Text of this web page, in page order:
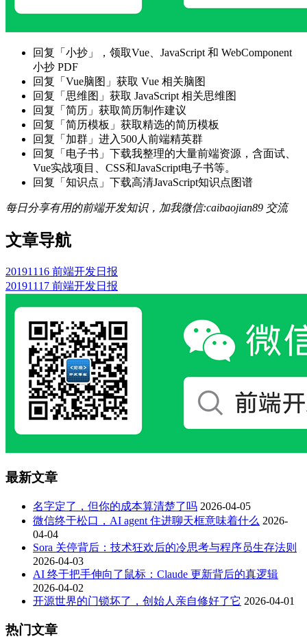
回复「小抄」，领取Vue、JavaScript 和 WebComponent
小抄 PDF
回复「Vue脑图」获取 Vue 相关脑图
回复「思维图」获取 JavaScript 相关思维图
回复「简历」获取简历制作建议
回复「简历模板」获取精选的简历模板
回复「加群」进入500人前端精英群
回复「电子书」下载我整理的大量前端资源，含面试、
Vue实战项目、CSS和JavaScript电子书等。
回复「知识点」下载高清JavaScript知识点图谱
每日分享有用的前端开发知识，加我微信:caibaojian89 交流
文章导航
20191116 前端开发日报
20191117 前端开发日报
最新文章
名字定了，但你的成本算清楚了吗 2026-04-05
微信终于松口，AI agent 住进聊天框意味着什么 2026-
04-04
Sora 关停背后：技术狂欢后的冷思考与程序员生存法则
2026-04-03
AI 终于把手伸向了鼠标：Claude 更新背后的真逻辑
2026-04-02
开源世界的门锁坏了，创始人亲自修好了它 2026-04-01
热门文章